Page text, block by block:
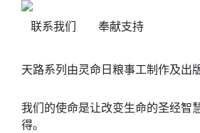
联系我们 奉献支持
天路系列由灵命日粮事工制作及出版
我们的使命是让改变生命的圣经智
得。